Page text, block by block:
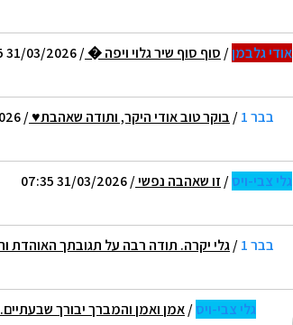
אודי גלבמן/סוף סוף שיר גלוי ויפה �/ 31/03/2026 06:25
בבר 1 /בוקר טוב אודי היקר, ותודה שאהבת♥/ 31/03/2026 08:55
גלי צבי-ויס/זו שאהבה נפשי/ 31/03/2026 07:35
בבר 1 /גלי יקרה. תודה רבה על תגובתך האוהדת
גלי צבי-ויס/אמן ואמן והמברך יבורך